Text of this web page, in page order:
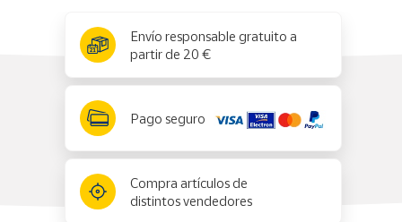
Envío responsable gratuito a
partir de 20 €
Pago seguro
Compra artículos de
distintos vendedores